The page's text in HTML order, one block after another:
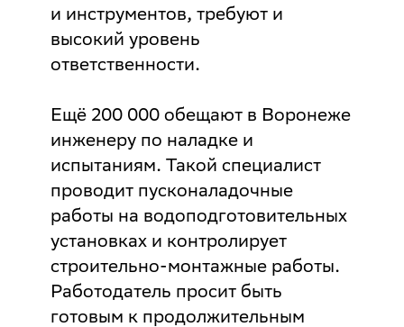
и инструментов, требуют и
высокий уровень
ответственности.
Ещё 200 000 обещают в Воронеже
инженеру по наладке и
испытаниям. Такой специалист
проводит пусконаладочные
работы на водоподготовительных
установках и контролирует
строительно-монтажные работы.
Работодатель просит быть
готовым к продолжительным